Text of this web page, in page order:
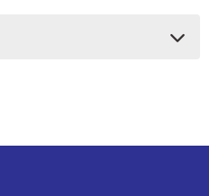
öneri formunu